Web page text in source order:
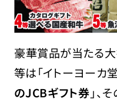
豪華賞品が当たる
等は「イトーヨーカ
のJCBギフト券 」、